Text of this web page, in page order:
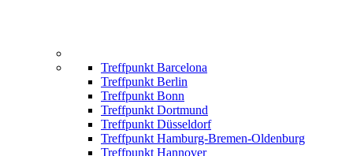
Treffpunkt Barcelona
Treffpunkt Berlin
Treffpunkt Bonn
Treffpunkt Dortmund
Treffpunkt Düsseldorf
Treffpunkt Hamburg-Bremen-Oldenburg
Treffpunkt Hannover